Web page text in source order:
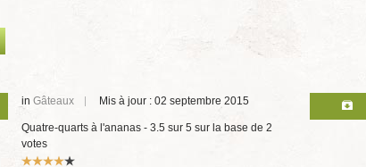
inGâteaux Mis à jour : 02 septembre 2015
Quatre-quarts à l'ananas -3.5 sur5 sur la base de2
votes
Vote